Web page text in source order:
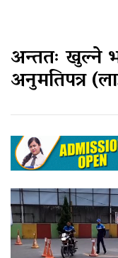
अन्ततः खुल्ने
अनुमतिपत्र